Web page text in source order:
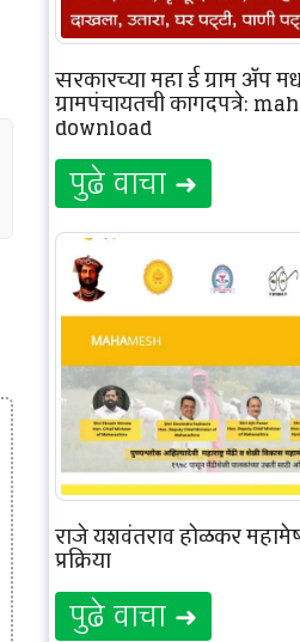
सरकारच्या महा ई ग्राम ॲप
ग्रामपंचायतची कागदपत्रे:
download
पुढे वाचा ➜
राजे यशवंतराव होळकर
प्रक्रिया
पुढे वाचा ➜